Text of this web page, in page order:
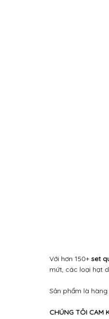
Với hơn 150+set
mứt, các loại hạt
Sản phẩm là
CHÚNG TÔI CAM